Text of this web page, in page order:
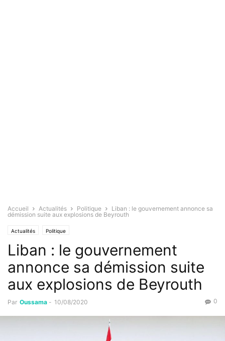
Accueil Actualités Politique
Liban : le gouvernement annonce sa
démission suite aux explosions de Beyrouth
Actualités Politique
Liban : le gouvernement
annonce sa démission suite
aux explosions de Beyrouth
Par Oussama - 10/08/2020 0